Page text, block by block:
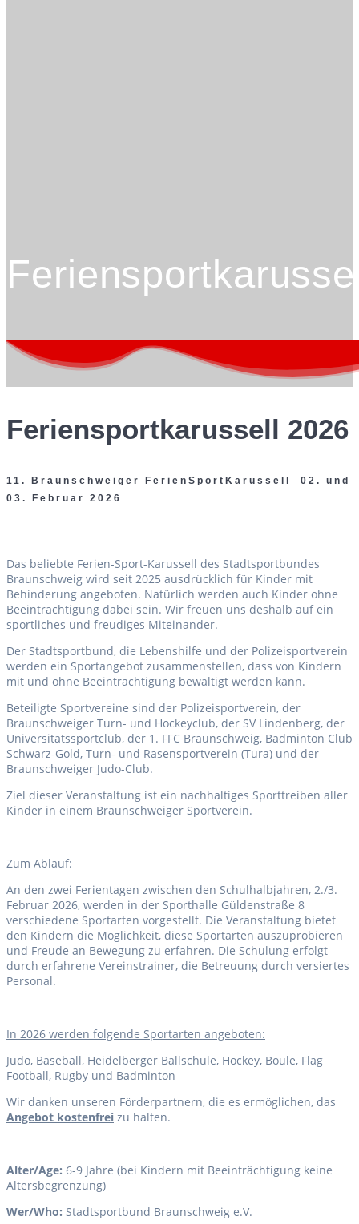
Feriensportkarussell 2026
11. Braunschweiger FerienSportKarussell 02. und
03. Februar 2026
Das beliebte Ferien-Sport-Karussell des Stadtsportbundes
Braunschweig wird seit 2025 ausdrücklich für Kinder mit
Behinderung angeboten. Natürlich werden auch Kinder ohne
Beeinträchtigung dabei sein. Wir freuen uns deshalb auf ein
sportliches und freudiges Miteinander.
Der Stadtsportbund, die Lebenshilfe und der Polizeisportverein
werden ein Sportangebot zusammenstellen, dass von Kindern
mit und ohne Beeinträchtigung bewältigt werden kann.
Beteiligte Sportvereine sind der Polizeisportverein, der
Braunschweiger Turn- und Hockeyclub, der SV Lindenberg, der
Universitätssportclub, der 1. FFC Braunschweig, Badminton Club
Schwarz-Gold, Turn- und Rasensportverein (Tura) und der
Braunschweiger Judo-Club.
Ziel dieser Veranstaltung ist ein nachhaltiges Sporttreiben aller
Kinder in einem Braunschweiger Sportverein.
Zum Ablauf:
An den zwei Ferientagen zwischen den Schulhalbjahren, 2./3.
Februar 2026, werden in der Sporthalle Güldenstraße 8
verschiedene Sportarten vorgestellt. Die Veranstaltung bietet
den Kindern die Möglichkeit, diese Sportarten auszuprobieren
und Freude an Bewegung zu erfahren. Die Schulung erfolgt
durch erfahrene Vereinstrainer, die Betreuung durch versiertes
Personal.
In 2026 werden folgende Sportarten angeboten:
Judo, Baseball, Heidelberger Ballschule, Hockey, Boule, Flag
Football, Rugby und Badminton
Wir danken unseren Förderpartnern, die es ermöglichen, das
Angebot kostenfrei zu halten.
Alter/Age: 6-9 Jahre (bei Kindern mit Beeinträchtigung keine
Altersbegrenzung)
Wer/Who: Stadtsportbund Braunschweig e.V.